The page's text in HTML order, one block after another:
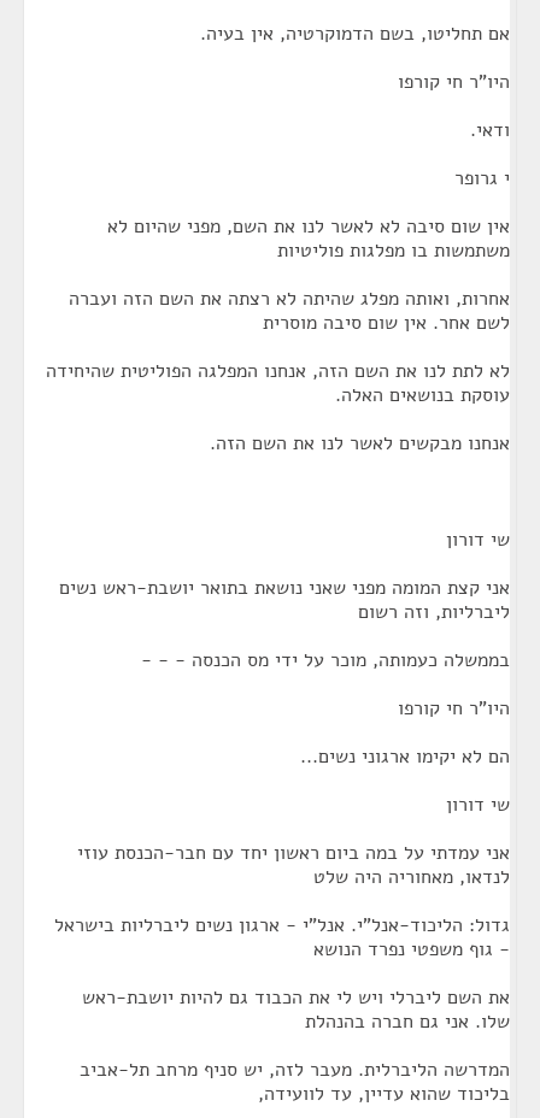
אם תחליטו, בשם הדמוקרטיה, אין בעיה.
היו"ר חי קורפו
ודאי.
י גרופר
אין שום סיבה לא לאשר לנו את השם, מפני שהיום לא
משתמשות בו מפלגות פוליטיות
אחרות, ואותה מפלג שהיתה לא רצתה את השם הזה ועברה
לשם אחר. אין שום סיבה מוסרית
לא לתת לנו את השם הזה, אנחנו המפלגה הפוליטית שהיחידה
עוסקת בנושאים האלה.
אנחנו מבקשים לאשר לנו את השם הזה.
שי דורון
אני קצת המומה מפני שאני נושאת בתואר יושבת-ראש נשים
ליברליות, וזה רשום
בממשלה כעמותה, מוכר על ידי מס הכנסה - - -
היו"ר חי קורפו
הם לא יקימו ארגוני נשים...
שי דורון
אני עמדתי על במה ביום ראשון יחד עם חבר-הכנסת עוזי
לנדאו, מאחוריה היה שלט
גדול: הליכוד-אנל"י. אנל"י - ארגון נשים ליברליות בישראל
- גוף משפטי נפרד הנושא
את השם ליברלי ויש לי את הכבוד גם להיות יושבת-ראש
שלו. אני גם חברה בהנהלת
המדרשה הליברלית. מעבר לזה, יש סניף מרחב תל-אביב
בליכוד שהוא עדיין, עד לוועידה,